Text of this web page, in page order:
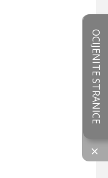
×
OCIJENITE STRANICE